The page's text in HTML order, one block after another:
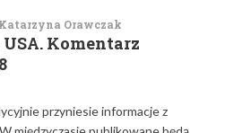
Katarzyna Orawczak
Komentarz
przyniesie informacje z